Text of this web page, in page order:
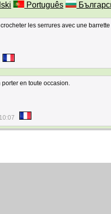
Português
les serrures avec une
en toute occasion.